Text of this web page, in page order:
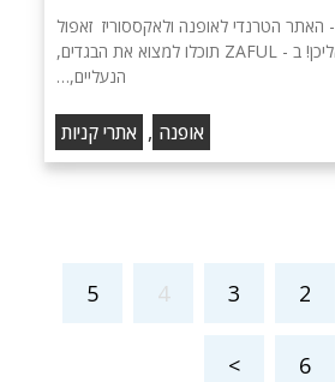
זאפול - zaful - האתר הטרנדי לאופנה ולאקססוריז זאפול
מהמסלול הישר אליכן! ב - ZAFUL תוכלו למצוא את הבגדים,
הנעליים,…
אופנה , אתרי קניות
2
3
4
5
6
>